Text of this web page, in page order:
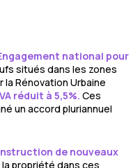
national pour
situés dans les zones
la Rénovation Urbaine
réduit à 5,5%. Ces
un accord pluriannuel
de nouveaux
la propriété dans ces